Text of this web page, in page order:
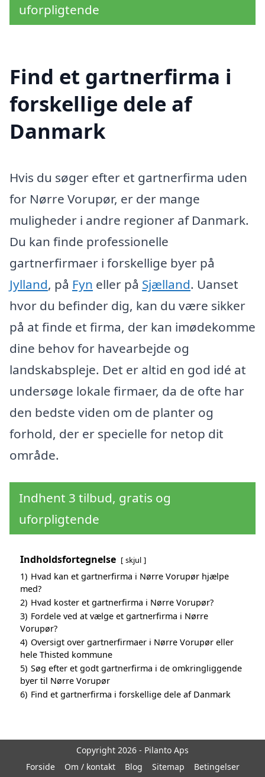
uforpligtende
Find et gartnerfirma i
forskellige dele af
Danmark
Hvis du søger efter et gartnerfirma uden
for Nørre Vorupør, er der mange
muligheder i andre regioner af Danmark.
Du kan finde professionelle
gartnerfirmaer i forskellige byer på
Jylland, på Fyn eller på Sjælland. Uanset
hvor du befinder dig, kan du være sikker
på at finde et firma, der kan imødekomme
dine behov for havearbejde og
landskabspleje. Det er altid en god idé at
undersøge lokale firmaer, da de ofte har
den bedste viden om de planter og
forhold, der er specielle for netop dit
område.
Indhent 3 tilbud, gratis og
uforpligtende
Indholdsfortegnelse skjul
1) Hvad kan et gartnerfirma i Nørre Vorupør hjælpe
med?
2) Hvad koster et gartnerfirma i Nørre Vorupør?
3) Fordele ved at vælge et gartnerfirma i Nørre
Vorupør?
4) Oversigt over gartnerfirmaer i Nørre Vorupør eller
hele Thisted kommune
5) Søg efter et godt gartnerfirma i de omkringliggende
byer til Nørre Vorupør
6) Find et gartnerfirma i forskellige dele af Danmark
Copyright 2026 - Pilanto Aps
Forside
Om / kontakt Blog Sitemap Betingelser